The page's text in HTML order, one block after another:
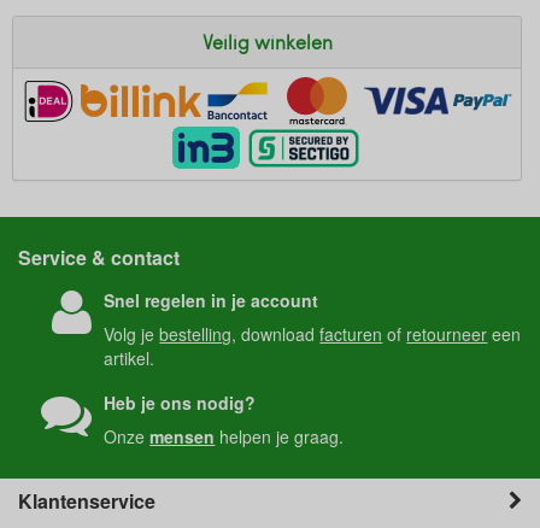
Veilig winkelen
Service & contact
Snel regelen in je account
Volg jebestelling, downloadfacturen of retourneer een
artikel.
Heb je ons nodig?
Onzemensen helpen je graag.
Klantenservice